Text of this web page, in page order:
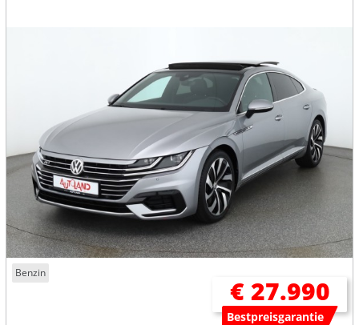
Benzin
€ 27.990
Bestpreisgarantie